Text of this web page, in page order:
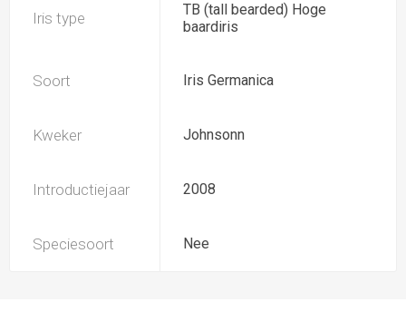
Iris type
TB (tall bearded) Hoge
baardiris
Soort Iris Germanica
Kweker Johnsonn
Introductiejaar 2008
Speciesoort Nee